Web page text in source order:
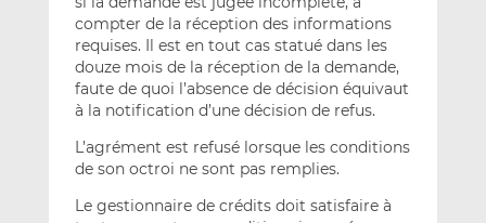
compter de la réception des informations
requises. Il est en tout cas statué dans les
douze mois de la réception de la demande,
faute de quoi l’absence de décision équivaut
à la notification d’une décision de refus.
L’agrément est refusé lorsque les conditions
de son octroi ne sont pas remplies.
Le gestionnaire de crédits doit satisfaire à